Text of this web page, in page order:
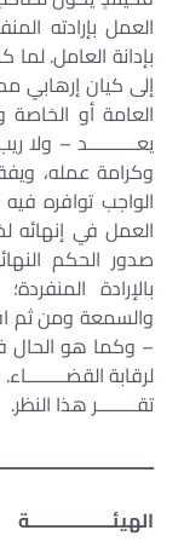
العمل بإرادته
بإدانة العامل.
إلى كيان إرهابي
العامة أو الخاصة
يعــــــــــد –
وكرامة عمله،
الواجب توافره
العمل في إنهائه
صدور الحكم
بالإرادة
والسمعة ومن ثم
– وكما هو الحال
لرقابة
تقــــــــر هذا النظر.
الهيئـــــــــــــــــة